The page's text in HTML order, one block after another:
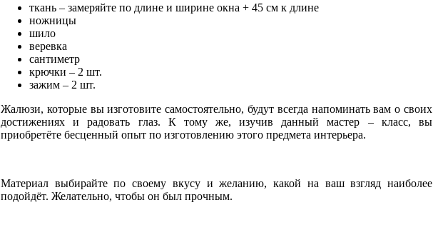
ткань – замеряйте по длине и ширине окна + 45 см к длине
ножницы
шило
веревка
сантиметр
крючки – 2 шт.
зажим – 2 шт.
Жалюзи, которые вы изготовите самостоятельно, будут всегда напоминать вам о своих
достижениях и радовать глаз. К тому же, изучив данный мастер – класс, вы
приобретёте бесценный опыт по изготовлению этого предмета интерьера.
Материал выбирайте по своему вкусу и желанию, какой на ваш взгляд наиболее
подойдёт. Желательно, чтобы он был прочным.